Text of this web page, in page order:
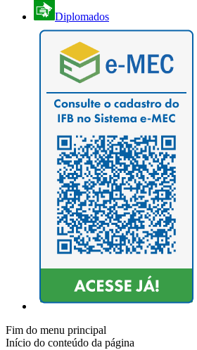
Diplomados
Fim do menu principal
Início do conteúdo da página